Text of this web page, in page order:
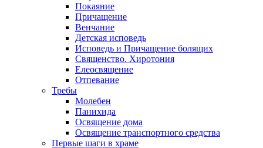
Покаяние
Причащение
Венчание
Детская исповедь
Исповедь и Причащение болящих
Священство. Хиротония
Елеосвящение
Отпевание
Требы
Молебен
Панихида
Освящение дома
Освящение транспортного средства
Первые шаги в храме